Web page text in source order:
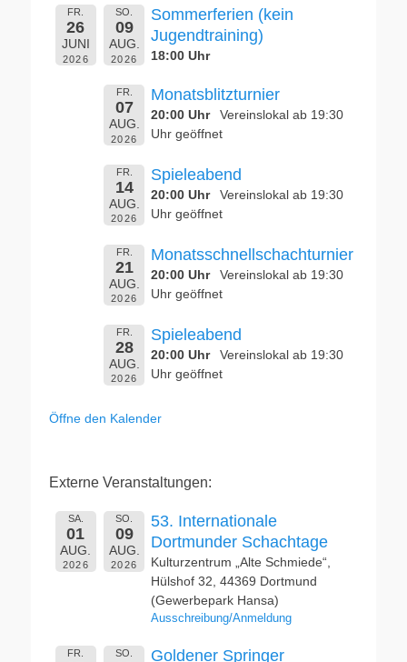
FR.
26
JUNI
2026
SO.
09
AUG.
2026
Sommerferien (kein
Jugendtraining)
18:00 Uhr
FR.
07
AUG.
2026
Monatsblitzturnier
20:00 Uhr
Vereinslokal ab 19:30
Uhr geöffnet
FR.
14
AUG.
2026
Spieleabend
20:00 Uhr
Vereinslokal ab 19:30
Uhr geöffnet
FR.
21
AUG.
2026
Monatsschnellschachturnier
20:00 Uhr
Vereinslokal ab 19:30
Uhr geöffnet
FR.
28
AUG.
2026
Spieleabend
20:00 Uhr
Vereinslokal ab 19:30
Uhr geöffnet
Öffne den Kalender
Externe Veranstaltungen:
SA.
01
AUG.
2026
SO.
09
AUG.
2026
53. Internationale
Dortmunder Schachtage
Kulturzentrum „Alte Schmiede“,
Hülshof 32, 44369 Dortmund
(Gewerbepark Hansa)
Ausschreibung/Anmeldung
FR. SO. Goldener Springer